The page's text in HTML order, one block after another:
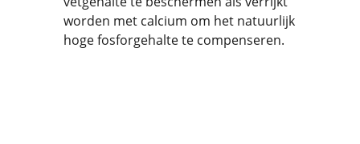
worden met calcium om het natuurlijk
hoge fosforgehalte te compenseren.